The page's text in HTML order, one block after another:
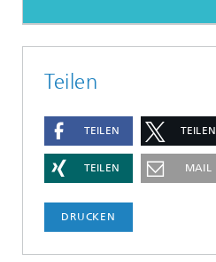
Teilen
TEILEN TEILEN
TEILEN MAIL
DRUCKEN